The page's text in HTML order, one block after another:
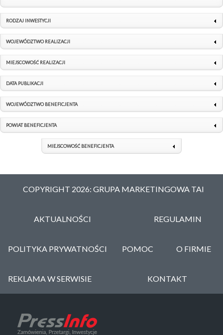
RODZAJ INWESTYCJI
WOJEWÓDZTWO REALIZACJI
MIEJSCOWOŚĆ REALIZACJI
DATA PUBLIKACJI
WOJEWÓDZTWO BENEFICJENTA
POWIAT BENEFICJENTA
MIEJSCOWOŚĆ BENEFICJENTA
COPYRIGHT 2026: GRUPA MARKETINGOWA TAI
AKTUALNOŚCI REGULAMIN
POLITYKA PRYWATNOŚCI POMOC O FIRMIE
REKLAMA W SERWISIE KONTAKT